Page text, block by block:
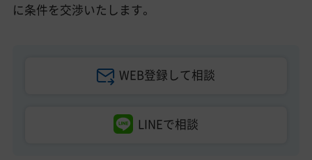
に条件を交渉いたします。
WEB登録して相談
LINEで相談